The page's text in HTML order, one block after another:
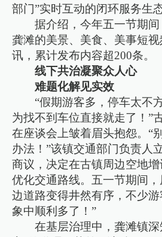
部门”实时互动的闭环服务生态
据介绍，今年五一节期
龚滩的美景、美食、美事短
讯，累计发布内容超200条。
线下共治凝聚众人心
难题化解见实效
“假期游客多，停车太不
为找不到车位直接就走了！”
在座谈会上皱着眉头抱怨。“
办法！”该镇交通部门负责人
商议，决定在古镇周边空地
优化交通路线。五一节期间
边道路变得井然有序，不少
象中顺利多了！”
在基层治理中，龚滩镇